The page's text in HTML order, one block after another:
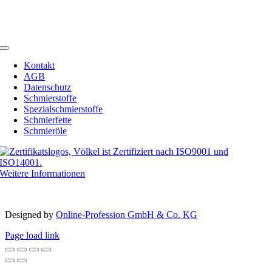
Toggle
NavigationKontakt
AGB
Datenschutz
Schmierstoffe
Spezialschmierstoffe
Schmierfette
Schmieröle
Weitere Informationen
Designed by­ Online-Profession GmbH & Co. KG
Page load link